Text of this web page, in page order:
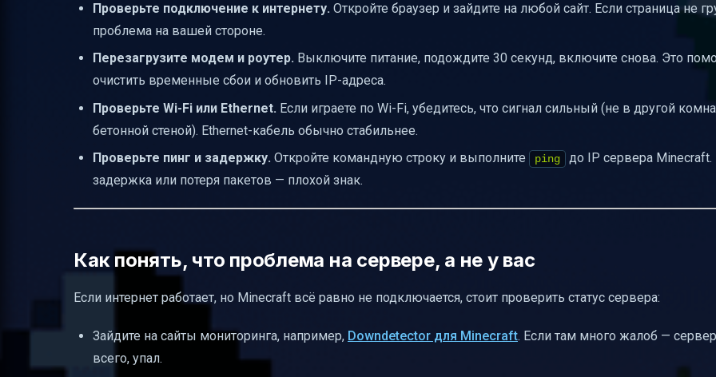
Таблица для быстрого решения проблемы
Полезные ссылки
Проверьте подключение к интернету. Откройте браузер и зайдите на любой сайт. Если страница не
проблема на вашей стороне.
Перезагрузите модем и роутер. Выключите питание, подождите 30 секунд, включите снова. Это
очистить временные сбои и обновить IP-адреса.
Проверьте Wi-Fi или Ethernet. Если играете по Wi-Fi, убедитесь, что сигнал сильный (не в другой
бетонной стеной). Ethernet-кабель обычно стабильнее.
Проверьте пинг и задержку. Откройте командную строку и выполните ping
до IP сервера
задержка или потеря пакетов — плохой знак.
Как понять, что проблема на сервере, а не у вас
Если интернет работает, но Minecraft всё равно не подключается, стоит проверить статус сервера:
Зайдите на сайты мониторинга, например, Downdetector для Minecraft. Если там много жалоб —
всего, упал.